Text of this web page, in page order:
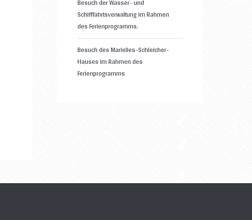
Besuch der Wasser- und
Schifffahrtsverwaltung im Rahmen
des Ferienprogramms.
Besuch des Marielies-Schleicher-
Hauses im Rahmen des
Ferienprogramms